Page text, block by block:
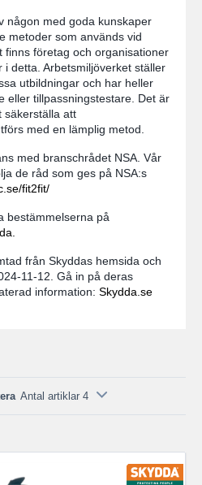
någon med goda kunskaper
metoder som används vid
finns företag och organisationer
detta. Arbetsmiljöverket ställer
utbildningar och har heller
eller tillpassningstestare. Det är
säkerställa att
med en lämplig metod.
med branschrådet NSA. Vår
de råd som ges på NSA:s
fit2fit/
bestämmelserna på
från Skyddas hemsida och
11-12. Gå in på deras
information: Skydda.se
Antal artiklar 4